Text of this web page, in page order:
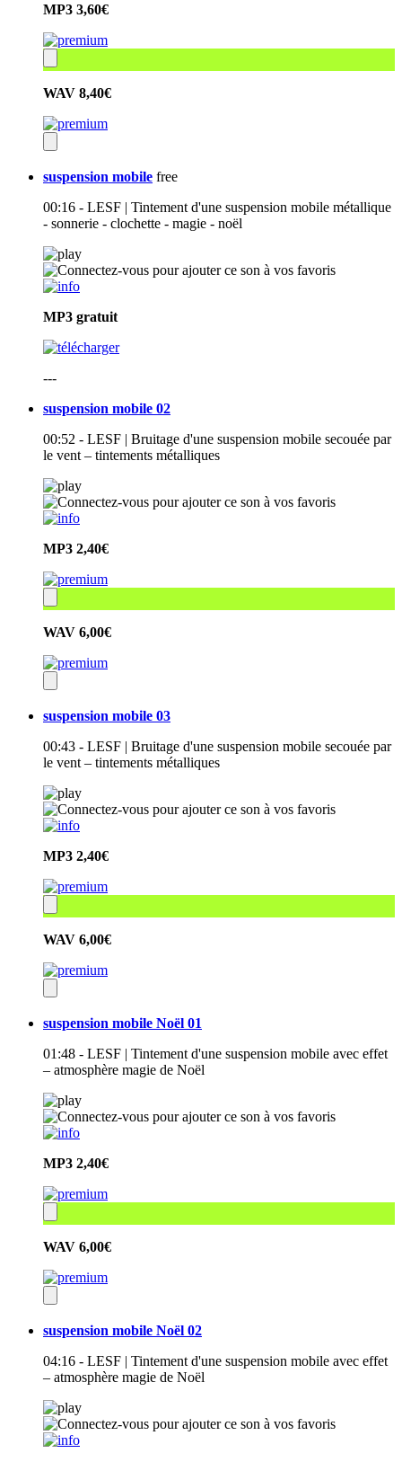
MP3 3,60€
WAV 8,40€
suspension mobile free
00:16 - LESF | Tintement d'une suspension mobile métallique
- sonnerie - clochette - magie - noël
MP3 gratuit
---
suspension mobile 02
00:52 - LESF | Bruitage d'une suspension mobile secouée par
le vent – tintements métalliques
MP3 2,40€
WAV 6,00€
suspension mobile 03
00:43 - LESF | Bruitage d'une suspension mobile secouée par
le vent – tintements métalliques
MP3 2,40€
WAV 6,00€
suspension mobile Noël 01
01:48 - LESF | Tintement d'une suspension mobile avec effet
– atmosphère magie de Noël
MP3 2,40€
WAV 6,00€
suspension mobile Noël 02
04:16 - LESF | Tintement d'une suspension mobile avec effet
– atmosphère magie de Noël